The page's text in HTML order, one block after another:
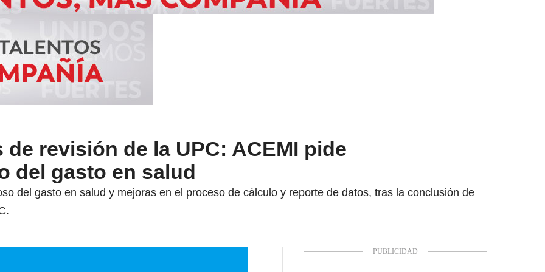
de revisión de la UPC: ACEMI pide
del gasto en salud
del gasto en salud y mejoras en el proceso de cálculo y reporte de datos, tras la conclusión de